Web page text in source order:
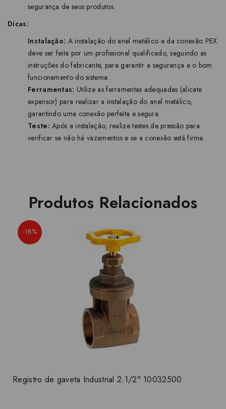
segurança de seus produtos.
Dicas:
Instalação: A instalação do anel metálico e da conexão PEX
deve ser feita por um profissional qualificado, seguindo as
instruções do fabricante, para garantir a segurança e o bom
funcionamento do sistema.
Ferramentas: Utilize as ferramentas adequadas (alicate
expansor) para realizar a instalação do anel metálico,
garantindo uma conexão perfeita e segura.
Teste: Após a instalação, realize testes de pressão para
verificar se não há vazamentos e se a conexão está firme.
Produtos Relacionados
-18%
Registro de gaveta Industrial 2.1/2" 10032500